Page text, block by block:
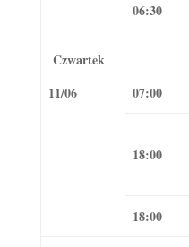
Czwartek
11/06
06:30
07:00
18:00
18:00